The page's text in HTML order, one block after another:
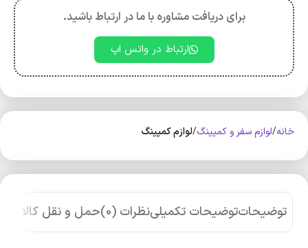
برای دریافت مشاوره با ما در ارتباط باشید.
ارتباط در واتس اپ
خانه لوازم سفر و کمپینگ لوازم کمپینگ
توضیحاتتوضیحات تکمیلینظرات (0) حمل و نقل کالا